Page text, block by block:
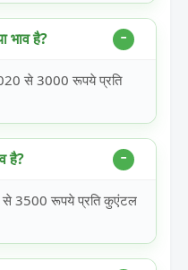
भाव है?
से 3000 रूपये प्रति
है?
3500 रूपये प्रति कुएंटल